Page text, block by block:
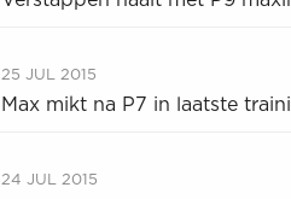
25 JUL 2015
Max mikt na P7 in laatste
24 JUL 2015